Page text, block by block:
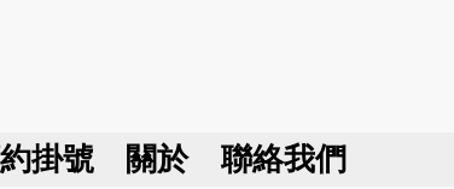
掛號 關於 聯絡我們